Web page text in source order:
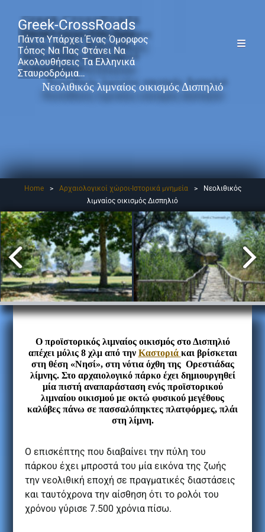
Greek-CrossRoads
Πάντα Υπάρχει Ένας Όμορφος
Τόπος Να Πας Φτάνει Να
Ακολουθήσεις Τα Ελληνικά
Σταυροδρόμια…
Νεολιθικός λιμναίος οικισμός Δισπηλιό
Home > Αρχαιολογικοί χώροι-Ιστορικά μνημεία >
Νεολιθικός
λιμναίος οικισμός Δισπηλιό
Ο προϊστορικός λιμναίος οικισμός στο Δισπηλιό
απέχει μόλις 8 χλμ από την Καστοριά και βρίσκεται
στη θέση «Νησί», στη νότια όχθη της Ορεστιάδας
λίμνης. Στο αρχαιολογικό πάρκο έχει δημιουργηθεί
μία πιστή αναπαράσταση ενός προϊστορικού
λιμναίου οικισμού με οκτώ φυσικού μεγέθους
καλύβες πάνω σε πασσαλόπηκτες πλατφόρμες, πλάι
στη λίμνη.
Ο επισκέπτης που διαβαίνει την πύλη του
πάρκου έχει μπροστά του μία εικόνα της ζωής
την νεολιθική εποχή σε πραγματικές διαστάσεις
και ταυτόχρονα την αίσθηση ότι το ρολόι του
χρόνου γύρισε 7.500 χρόνια πίσω.